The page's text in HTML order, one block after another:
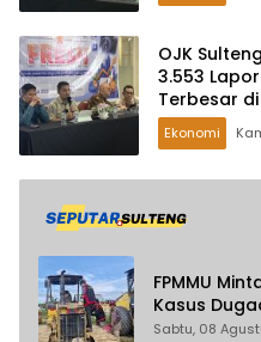
OJK
3.553
Terbesar
Ekonomi
FPMMU
Kasus
Morowali
Sabtu, 08